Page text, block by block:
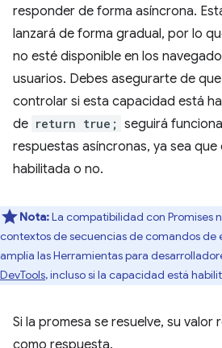
responder de forma asíncrona.
lanzará de forma gradual, por lo
no esté disponible en los
usuarios. Debes asegurarte de
controlar si esta capacidad está
de return true; seguirá
respuestas asíncronas, ya sea
habilitada o no.
Nota:La compatibilidad con Promises
contextos de secuencias de comandos de
amplía las Herramientas para
DevTools, incluso si la capacidad está
Si la promesa se resuelve, su valor
como respuesta.